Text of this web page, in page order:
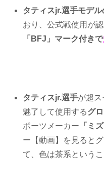
タティスjr.選手モデル
おり、公式戦使用が
「BFJ」マーク付きで
タティスjr.選手が超
魅了して使用するグ
ポーツメーカー 「ミ
ー【動画】を見ると
て、色は茶系というこ